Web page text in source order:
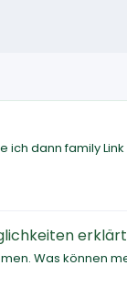
ich dann family
Was können